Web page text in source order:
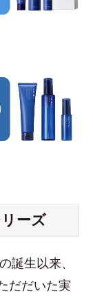
ーズ
誕生以来、
だだいた実